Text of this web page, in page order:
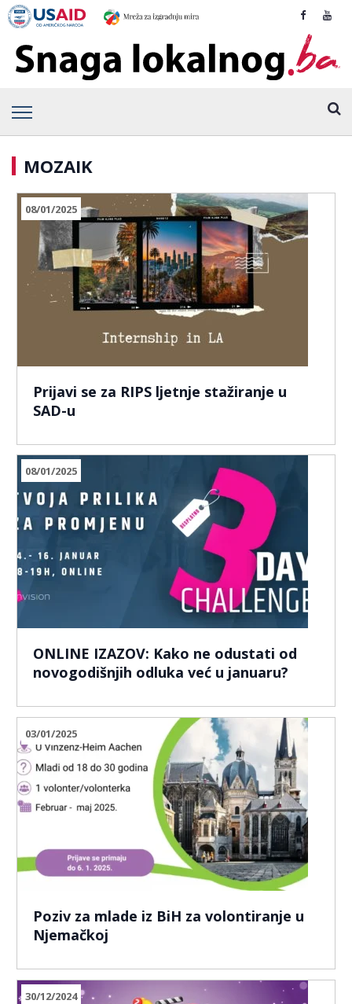
MOZAIK
08/01/2025
Prijavi se za RIPS ljetnje stažiranje u
SAD-u
08/01/2025
ONLINE IZAZOV: Kako ne odustati od
novogodišnjih odluka već u januaru?
03/01/2025
Poziv za mlade iz BiH za volontiranje u
Njemačkoj
30/12/2024